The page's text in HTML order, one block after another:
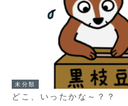
未分類
どこ、いったかな～？？